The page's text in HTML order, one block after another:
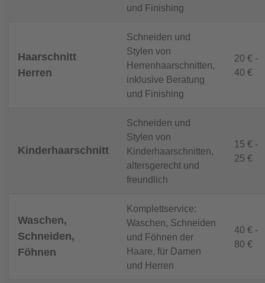
und Finishing
Haarschnitt
Herren
Schneiden und
Stylen von
Herrenhaarschnitten,
inklusive Beratung
und Finishing
20 € -
40 €
Kinderhaarschnitt
Schneiden und
Stylen von
Kinderhaarschnitten,
altersgerecht und
freundlich
15 € -
25 €
Waschen,
Schneiden,
Föhnen
Komplettservice:
Waschen, Schneiden
und Föhnen der
Haare, für Damen
und Herren
40 € -
80 €